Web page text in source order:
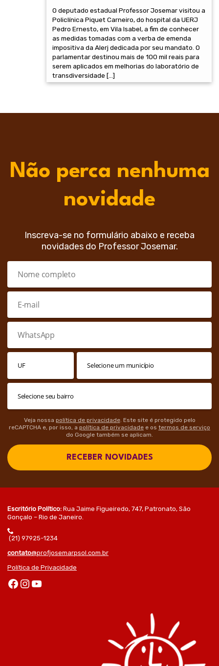
O deputado estadual Professor Josemar visitou a
Policlínica Piquet Carneiro, do hospital da UERJ
Pedro Ernesto, em Vila Isabel, a fim de conhecer
as medidas tomadas com a verba de emenda
impositiva da Alerj dedicada por seu mandato. O
parlamentar destinou mais de 100 mil reais para
serem aplicados em melhorias do laboratório de
transdiversidade […]
Não perca nenhuma
novidade
Inscreva-se no formulário abaixo e receba
novidades do Professor Josemar.
Veja nossa política de privacidade. Este site é protegido pelo
reCAPTCHA e, por isso, a política de privacidade e os termos de serviço
do Google também se aplicam.
RECEBER NOVIDADES
Escritório Político: Rua Jaime Figueiredo, 747, Patronato, São
Gonçalo – Rio de Janeiro.
(21) 97925-1234
contato@profjosemarpsol.com.br
Política de Privacidade
Facebook Instagram Youtube